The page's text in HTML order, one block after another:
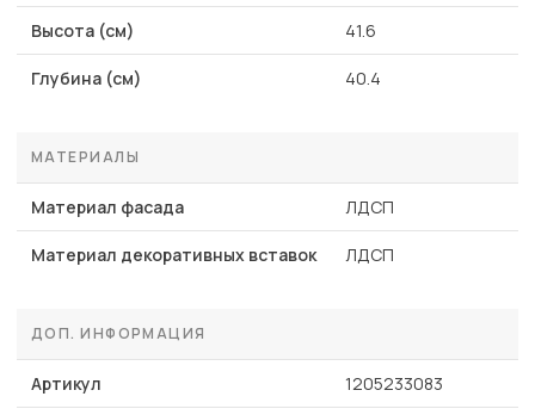
Высота (см) 41.6
Глубина (см) 40.4
МАТЕРИАЛЫ
Материал фасада ЛДСП
Материал декоративных вставок ЛДСП
ДОП. ИНФОРМАЦИЯ
Артикул 1205233083